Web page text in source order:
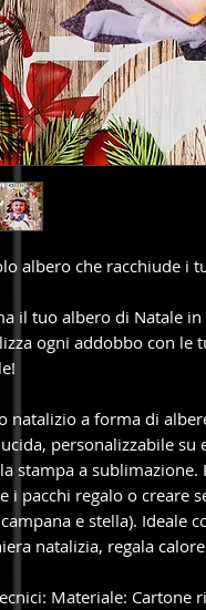
albero che racchiude i
il tuo albero di Natale
ogni addobbo con le
natalizio a forma di
personalizzabile
stampa a sublimazione.
i pacchi regalo o creare
e stella). Ideale
natalizia, regala
Materiale: Cartone